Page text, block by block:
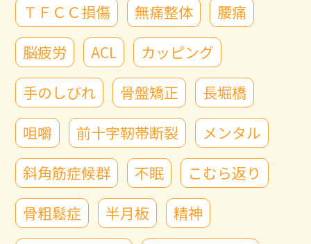
ＴＦＣＣ損傷
無痛整体
腰痛
脳疲労
ACL
カッピング
手のしびれ
骨盤矯正
長堀橋
咀嚼
前十字靭帯断裂
メンタル
斜角筋症候群
不眠
こむら返り
骨粗鬆症
半月板
精神